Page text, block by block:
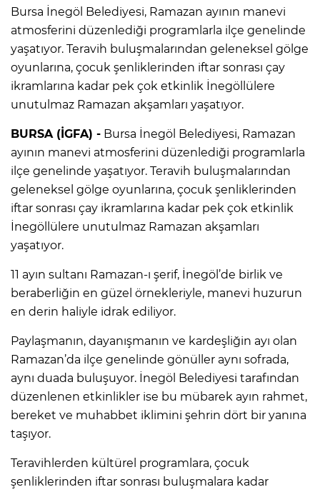
Bursa İnegöl Belediyesi, Ramazan ayının manevi
atmosferini düzenlediği programlarla ilçe genelinde
yaşatıyor. Teravih buluşmalarından geleneksel gölge
oyunlarına, çocuk şenliklerinden iftar sonrası çay
ikramlarına kadar pek çok etkinlik İnegöllülere
unutulmaz Ramazan akşamları yaşatıyor.
BURSA (İGFA) - Bursa İnegöl Belediyesi, Ramazan
ayının manevi atmosferini düzenlediği programlarla
ilçe genelinde yaşatıyor. Teravih buluşmalarından
geleneksel gölge oyunlarına, çocuk şenliklerinden
iftar sonrası çay ikramlarına kadar pek çok etkinlik
İnegöllülere unutulmaz Ramazan akşamları
yaşatıyor.
11 ayın sultanı Ramazan-ı şerif, İnegöl’de birlik ve
beraberliğin en güzel örnekleriyle, manevi huzurun
en derin haliyle idrak ediliyor.
Paylaşmanın, dayanışmanın ve kardeşliğin ayı olan
Ramazan’da ilçe genelinde gönüller aynı sofrada,
aynı duada buluşuyor. İnegöl Belediyesi tarafından
düzenlenen etkinlikler ise bu mübarek ayın rahmet,
bereket ve muhabbet iklimini şehrin dört bir yanına
taşıyor.
Teravihlerden kültürel programlara, çocuk
şenliklerinden iftar sonrası buluşmalara kadar